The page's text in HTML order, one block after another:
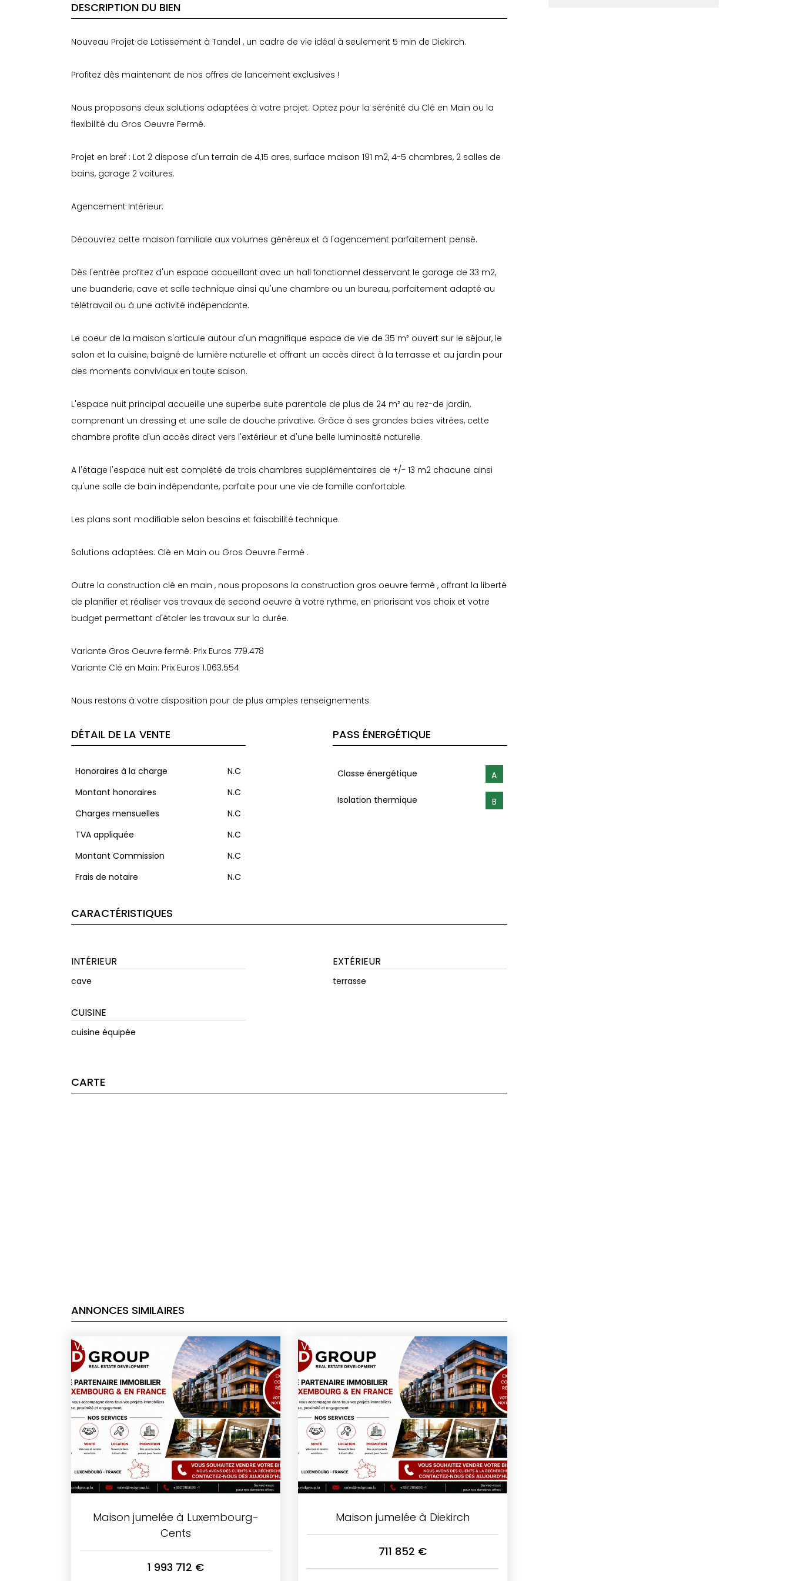
DESCRIPTION DU BIEN
Nouveau Projet de Lotissement à Tandel , un cadre de vie idéal à seulement 5 min de Diekirch.
Profitez dès maintenant de nos offres de lancement exclusives !
Nous proposons deux solutions adaptées à votre projet. Optez pour la sérénité du Clé en Main ou la
flexibilité du Gros Oeuvre Fermé.
Projet en bref : Lot 2 dispose d'un terrain de 4,15 ares, surface maison 191 m2, 4-5 chambres, 2 salles de
bains, garage 2 voitures.
Agencement Intérieur:
Découvrez cette maison familiale aux volumes généreux et à l'agencement parfaitement pensé.
Dès l'entrée profitez d'un espace accueillant avec un hall fonctionnel desservant le garage de 33 m2,
une buanderie, cave et salle technique ainsi qu'une chambre ou un bureau, parfaitement adapté au
télétravail ou à une activité indépendante.
Le coeur de la maison s'articule autour d'un magnifique espace de vie de 35 m² ouvert sur le séjour, le
salon et la cuisine, baigné de lumière naturelle et offrant un accès direct à la terrasse et au jardin pour
des moments conviviaux en toute saison.
L'espace nuit principal accueille une superbe suite parentale de plus de 24 m² au rez-de jardin,
comprenant un dressing et une salle de douche privative. Grâce à ses grandes baies vitrées, cette
chambre profite d'un accès direct vers l'extérieur et d'une belle luminosité naturelle.
A l'étage l'espace nuit est complété de trois chambres supplémentaires de +/- 13 m2 chacune ainsi
qu'une salle de bain indépendante, parfaite pour une vie de famille confortable.
Les plans sont modifiable selon besoins et faisabilité technique.
Solutions adaptées: Clé en Main ou Gros Oeuvre Fermé .
Outre la construction clé en main , nous proposons la construction gros oeuvre fermé , offrant la liberté
de planifier et réaliser vos travaux de second oeuvre à votre rythme, en priorisant vos choix et votre
budget permettant d'étaler les travaux sur la durée.
Variante Gros Oeuvre fermé: Prix Euros 779.478
Variante Clé en Main: Prix Euros 1.063.554
Nous restons à votre disposition pour de plus amples renseignements.
DÉTAIL DE LA VENTE
Honoraires à la charge
N.C
Montant honoraires
N.C
Charges mensuelles
N.C
TVA appliquée
N.C
Montant Commission
N.C
Frais de notaire
N.C
PASS ÉNERGÉTIQUE
Classe énergétique A
Isolation thermique B
CARACTÉRISTIQUES
INTÉRIEUR
cave
EXTÉRIEUR
terrasse
CUISINE
cuisine équipée
CARTE
ANNONCES SIMILAIRES
VENTE
Maison jumelée à Luxembourg-
Cents
1 993 712 €
VENTE
Maison jumelée à Diekirch
711 852 €